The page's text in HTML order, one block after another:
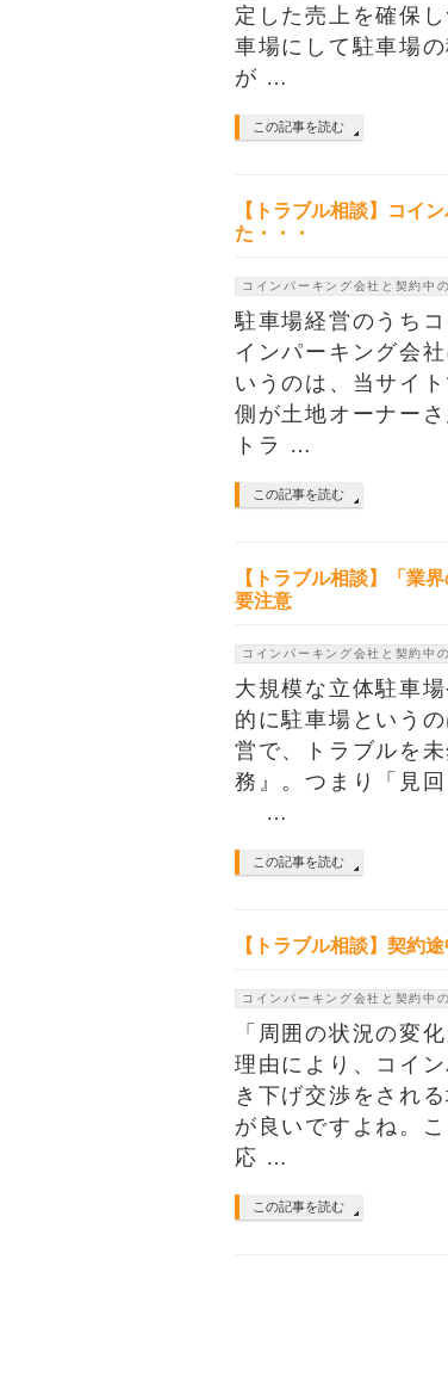
定した売上を確保
車場にして駐車場
が …
この記事を読む
【トラブル相談】コイ
た・・・
コインパーキング会社と契約中
駐車場経営のうち
インパーキング会
いうのは、当サイ
側が土地オーナー
トラ …
この記事を読む
【トラブル相談】「業
要注意
コインパーキング会社と契約中
大規模な立体駐車
的に駐車場という
営で、トラブルを
務』。つまり「見
…
この記事を読む
【トラブル相談】契約
コインパーキング会社と契約中
「周囲の状況の変
理由により、コイ
き下げ交渉をされ
が良いですよね。
応 …
この記事を読む